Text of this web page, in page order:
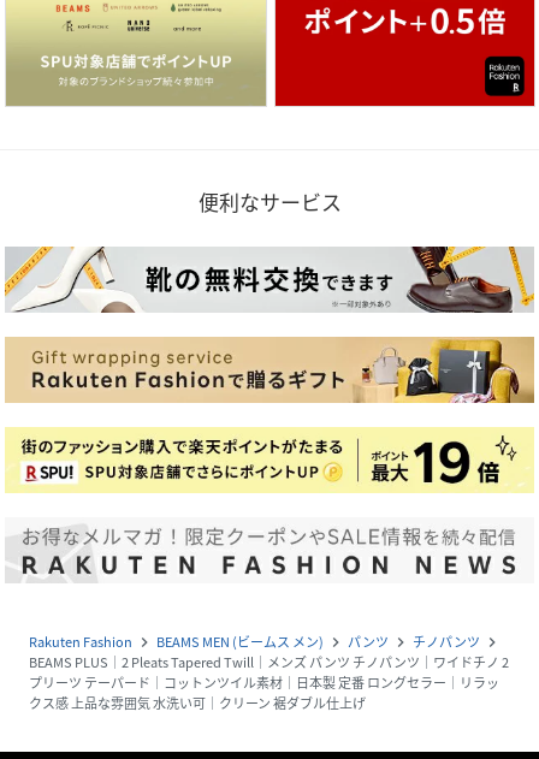
便利なサービス
Rakuten Fashion navigate_next BEAMS MEN (ビームス メン) navigate_next パンツ navigate_next チノパンツ navigate_next
BEAMS PLUS｜2 Pleats Tapered Twill｜メンズ パンツ チノパンツ｜ワイドチノ 2
プリーツ テーパード｜コットンツイル素材｜日本製 定番 ロングセラー｜リラッ
クス感 上品な雰囲気 水洗い可｜クリーン 裾ダブル仕上げ